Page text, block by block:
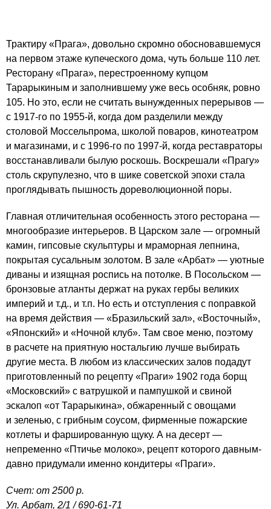
Трактиру «Прага», довольно скромно обосновавшемуся
на первом этаже купеческого дома, чуть больше 110 лет.
Ресторану «Прага», перестроенному купцом
Тарарыкиным и заполнившему уже весь особняк, ровно
105. Но это, если не считать вынужденных перерывов —
с 1917-го по 1955-й, когда дом разделили между
столовой Моссельпрома, школой поваров, кинотеатром
и магазинами, и с 1996-го по 1997-й, когда реставраторы
восстанавливали былую роскошь. Воскрешали «Прагу»
столь скрупулезно, что в шике советской эпохи стала
проглядывать пышность дореволюционной поры.
Главная отличительная особенность этого ресторана —
многообразие интерьеров. В Царском зале — огромный
камин, гипсовые скульптуры и мраморная лепнина,
покрытая сусальным золотом. В зале «Арбат» — уютные
диваны и изящная роспись на потолке. В Посольском —
бронзовые атланты держат на руках гербы великих
империй и т.д., и т.п. Но есть и отступления с поправкой
на время действия — «Бразильский зал», «Восточный»,
«Японский» и «Ночной клуб». Там свое меню, поэтому
в расчете на приятную ностальгию лучше выбирать
другие места. В любом из классических залов подадут
приготовленный по рецепту «Праги» 1902 года борщ
«Московский» с ватрушкой и пампушкой и свиной
эскалоп «от Тарарыкина», обжаренный с овощами
и зеленью, с грибным соусом, фирменные пожарские
котлеты и фаршированную щуку. А на десерт —
непременно «Птичье молоко», рецепт которого давным-
давно придумали именно кондитеры «Праги».
Счет: от 2500 р.
Ул. Арбат, 2/1 /690-61-71